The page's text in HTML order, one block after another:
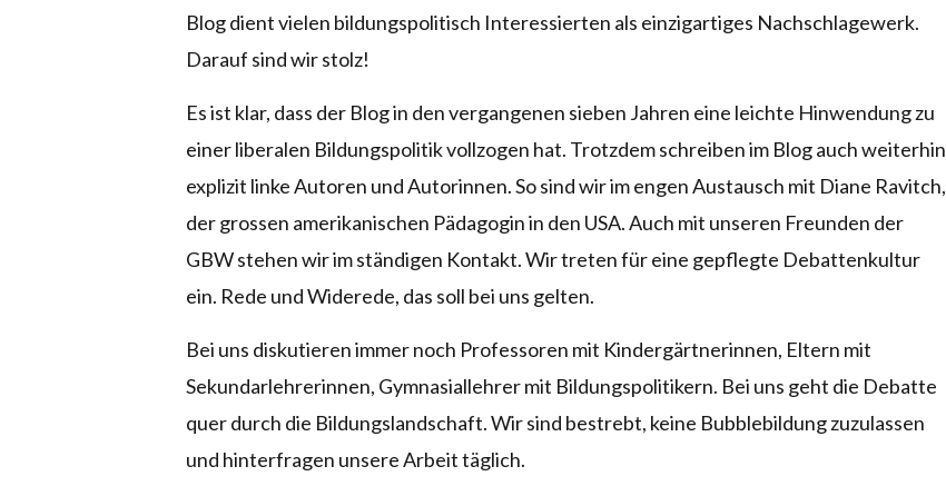
Blog dient vielen bildungspolitisch Interessierten als einzigartiges Nachschlagewerk.
Darauf sind wir stolz!
Es ist klar, dass der Blog in den vergangenen sieben Jahren eine leichte Hinwendung zu
einer liberalen Bildungspolitik vollzogen hat. Trotzdem schreiben im Blog auch weiterhin
explizit linke Autoren und Autorinnen. So sind wir im engen Austausch mit Diane Ravitch,
der grossen amerikanischen Pädagogin in den USA. Auch mit unseren Freunden der
GBW stehen wir im ständigen Kontakt. Wir treten für eine gepflegte Debattenkultur
ein. Rede und Widerede, das soll bei uns gelten.
Bei uns diskutieren immer noch Professoren mit Kindergärtnerinnen, Eltern mit
Sekundarlehrerinnen, Gymnasiallehrer mit Bildungspolitikern. Bei uns geht die Debatte
quer durch die Bildungslandschaft. Wir sind bestrebt, keine Bubblebildung zuzulassen
und hinterfragen unsere Arbeit täglich.